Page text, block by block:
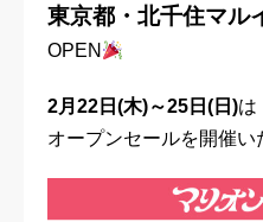
東京都・北千住マル
OPEN
2月22日(木)～25日(日)は
オープンセールを開催い